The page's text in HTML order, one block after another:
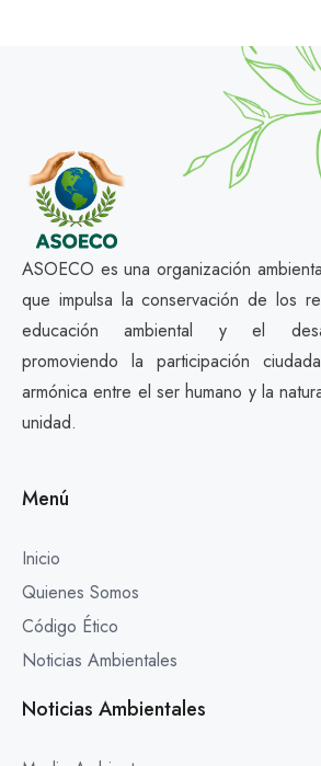
ASOECO es una organización
que impulsa la conservación de los
educación ambiental y el
promoviendo la participación
armónica entre el ser humano y la
unidad.
Menú
Inicio
Quienes Somos
Código Ético
Noticias Ambientales
Noticias Ambientales